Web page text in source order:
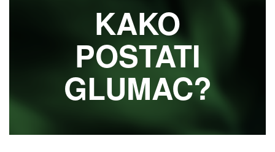
KAKO
POSTATI
GLUMAC?